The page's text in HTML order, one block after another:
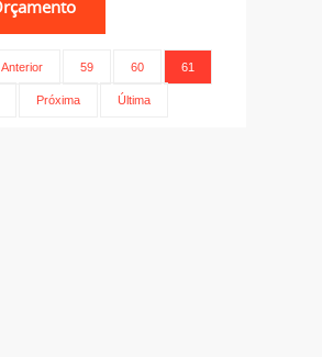
Anterior 59 60 61
Próxima Última